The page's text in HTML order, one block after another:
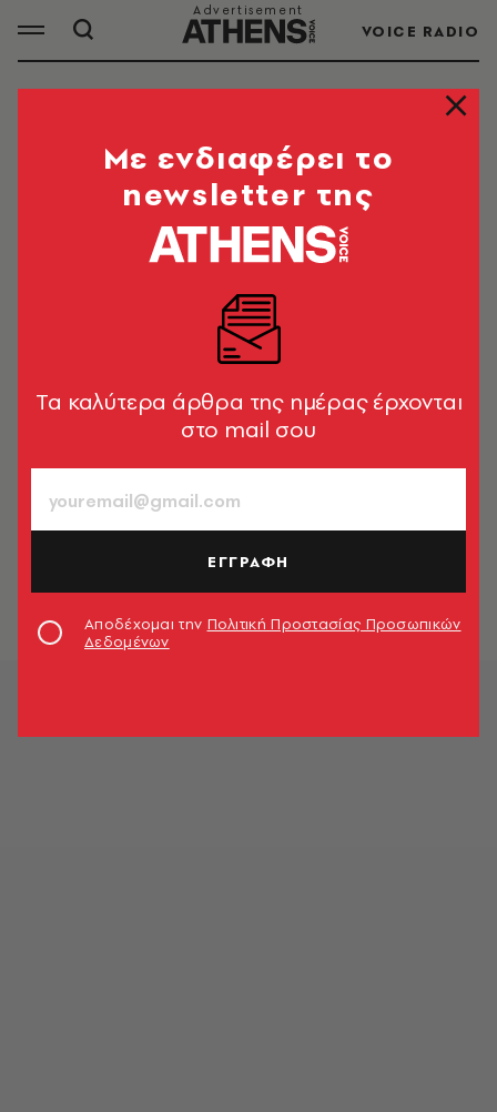
VOICE RADIO
ΕΛΟΝ ΜΑΣΚ
ΟΛΑ ΤΑ ΑΡΘΡΑ ΤΟΥ TAG
ΕΙΚΑΣΤΙΚΑ
Ζούκερμπεργκ, Στιβ Τζομπς, Έλον
Μασκ και Τζεφ Μπέζος
ΚΟΣΜΟΣ
Η στιγμή που ένα όχημα Tesla
αρπάζει φωτιά σε υπόγειο γκαράζ
Newsroom
Mε ενδιαφέρει το
newsletter της
Tα καλύτερα άρθρα της ημέρας έρχονται
στο mail σου
ΕΓΓΡΑΦΗ
Αποδέχομαι την Πολιτική Προστασίας Προσωπικών
Δεδομένων